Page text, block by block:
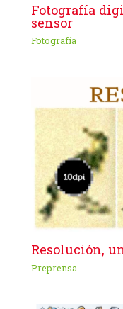
Fotografía
sensor
Fotografía
Resolución,
Preprensa